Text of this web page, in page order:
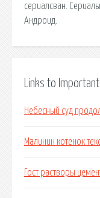
сериалсван.
Андроид.
Links to
Небесный суд
Малинин котенок
Гост растворы